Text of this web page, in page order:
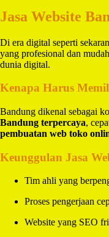
Jasa Website
Di era digital seperti
yang profesional dan
dunia digital.
Kenapa Harus
Bandung dikenal sebagai
Bandung terpercaya,
pembuatan web toko
Keunggulan Jasa
Tim ahli yang
Proses pengerjaan
Website yang SEO